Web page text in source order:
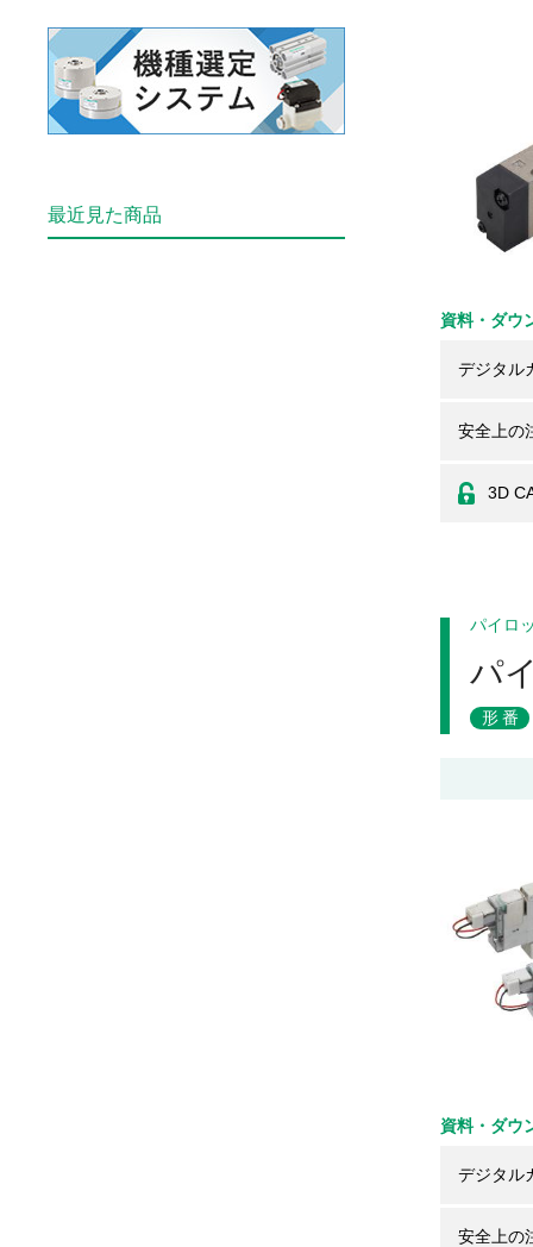
資料・ダウ
デジタル
安全上の
3D
パイロ
パ
形番
資料・ダウ
デジタル
安全上の
最近見た商品